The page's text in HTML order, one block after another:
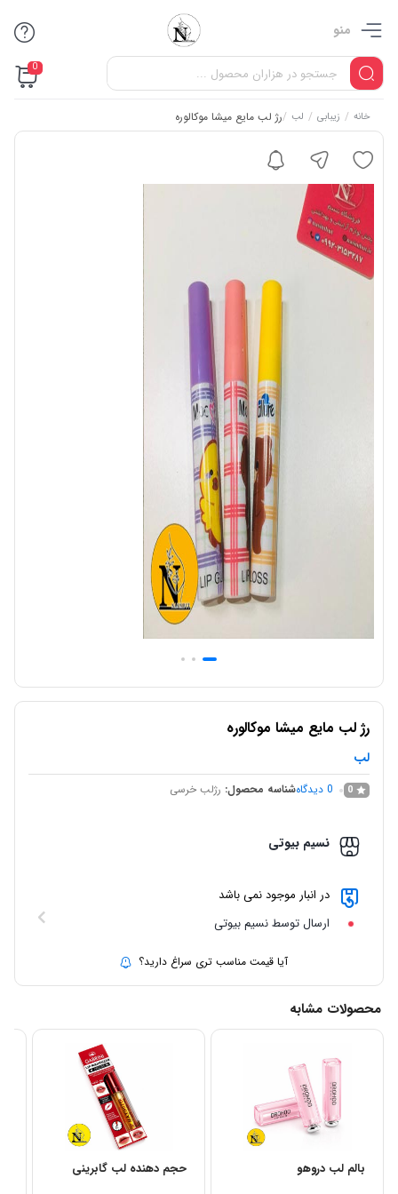
منو
0
خانه / زیبابی / لب /رژ لب مایع میشا موکالوره
رژ لب مایع میشا موکالوره
لب
0
0 دیدگاهشناسه محصول: رژلب خرسی
نسیم بیوتی
در انبار موجود نمی باشد
ارسال توسط نسیم بیوتی
آیا قیمت مناسب تری سراغ دارید؟
محصولات مشابه
بالم لب دروهو حجم دهنده لب گابرینی